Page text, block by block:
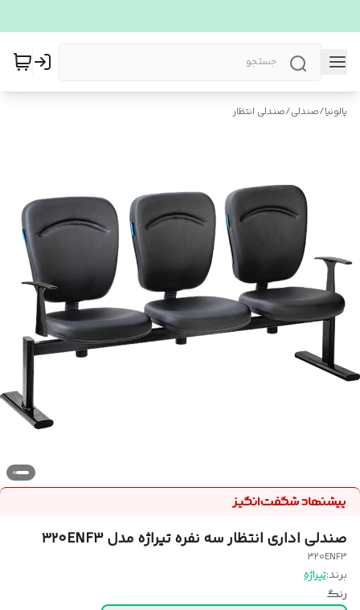
پالونیا/صندلی/صندلی انتظار
صندلی اداری انتظار سه نفره تیراژه مدل ۳۲۰ENF3
320ENF3
برند:تیراژه
رنگ